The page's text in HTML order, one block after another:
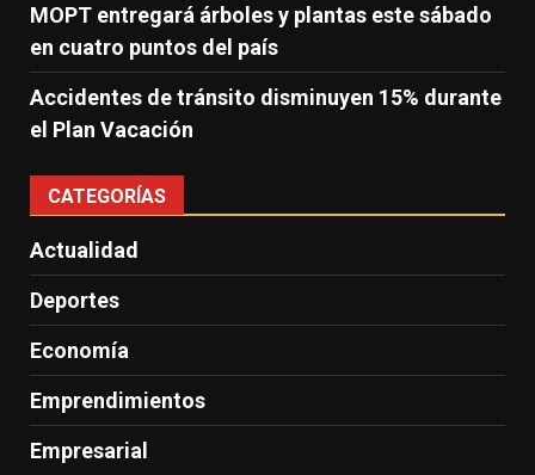
MOPT entregará árboles y plantas este sábado
en cuatro puntos del país
Accidentes de tránsito disminuyen 15% durante
el Plan Vacación
CATEGORÍAS
Actualidad
Deportes
Economía
Emprendimientos
Empresarial